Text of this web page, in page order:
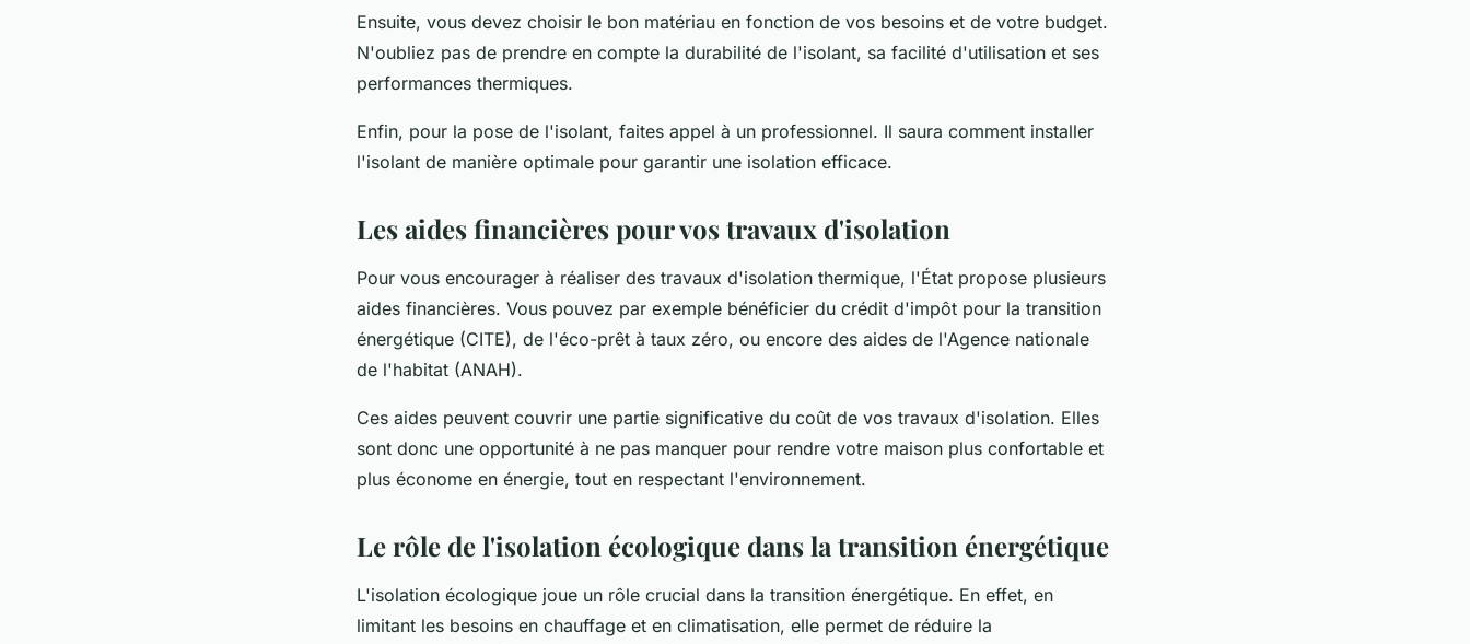
Ensuite, vous devez choisir le bon matériau en fonction de vos besoins et de votre budget.
N'oubliez pas de prendre en compte la durabilité de l'isolant, sa facilité d'utilisation et ses
performances thermiques.
Enfin, pour la pose de l'isolant, faites appel à un professionnel. Il saura comment installer
l'isolant de manière optimale pour garantir une isolation efficace.
Les aides financières pour vos travaux d'isolation
Pour vous encourager à réaliser des travaux d'isolation thermique, l'État propose plusieurs
aides financières. Vous pouvez par exemple bénéficier du crédit d'impôt pour la transition
énergétique (CITE), de l'éco-prêt à taux zéro, ou encore des aides de l'Agence nationale
de l'habitat (ANAH).
Ces aides peuvent couvrir une partie significative du coût de vos travaux d'isolation. Elles
sont donc une opportunité à ne pas manquer pour rendre votre maison plus confortable et
plus économe en énergie, tout en respectant l'environnement.
Le rôle de l'isolation écologique dans la transition énergétique
L'isolation écologique joue un rôle crucial dans la transition énergétique. En effet, en
limitant les besoins en chauffage et en climatisation, elle permet de réduire la